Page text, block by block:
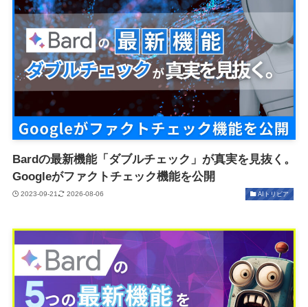
Bardの最新機能「ダブルチェック」が真実を見抜く。
Googleがファクトチェック機能を公開
2023-09-21 2026-08-06 AIトリビア